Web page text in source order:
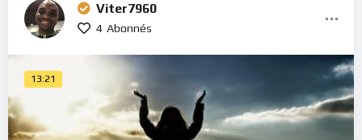
Viter7960
4 Abonnés
13:21